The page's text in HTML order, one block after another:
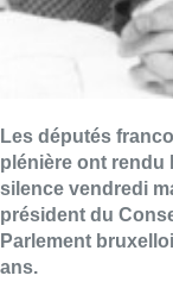
Les députés
plénière ont rendu
silence vendredi
président du
Parlement
ans.